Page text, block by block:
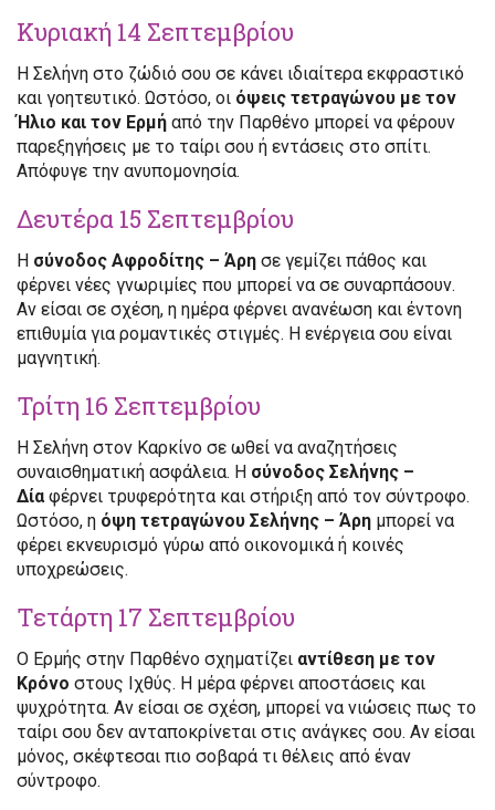
Κυριακή 14 Σεπτεμβρίου
Η Σελήνη στο ζώδιό σου σε κάνει ιδιαίτερα εκφραστικό
και γοητευτικό. Ωστόσο, οι όψεις τετραγώνου με τον
Ήλιο και τον Ερμή από την Παρθένο μπορεί να φέρουν
παρεξηγήσεις με το ταίρι σου ή εντάσεις στο σπίτι.
Απόφυγε την ανυπομονησία.
Δευτέρα 15 Σεπτεμβρίου
Η σύνοδος Αφροδίτης – Άρη σε γεμίζει πάθος και
φέρνει νέες γνωριμίες που μπορεί να σε συναρπάσουν.
Αν είσαι σε σχέση, η ημέρα φέρνει ανανέωση και έντονη
επιθυμία για ρομαντικές στιγμές. Η ενέργεια σου είναι
μαγνητική.
Τρίτη 16 Σεπτεμβρίου
Η Σελήνη στον Καρκίνο σε ωθεί να αναζητήσεις
συναισθηματική ασφάλεια. Η σύνοδος Σελήνης –
Δίαφέρνει τρυφερότητα και στήριξη από τον σύντροφο.
Ωστόσο, η όψη τετραγώνου Σελήνης – Άρη μπορεί να
φέρει εκνευρισμό γύρω από οικονομικά ή κοινές
υποχρεώσεις.
Τετάρτη 17 Σεπτεμβρίου
Ο Ερμής στην Παρθένο σχηματίζει αντίθεση με τον
Κρόνο στους Ιχθύς. Η μέρα φέρνει αποστάσεις και
ψυχρότητα. Αν είσαι σε σχέση, μπορεί να νιώσεις πως το
ταίρι σου δεν ανταποκρίνεται στις ανάγκες σου. Αν είσαι
μόνος, σκέφτεσαι πιο σοβαρά τι θέλεις από έναν
σύντροφο.